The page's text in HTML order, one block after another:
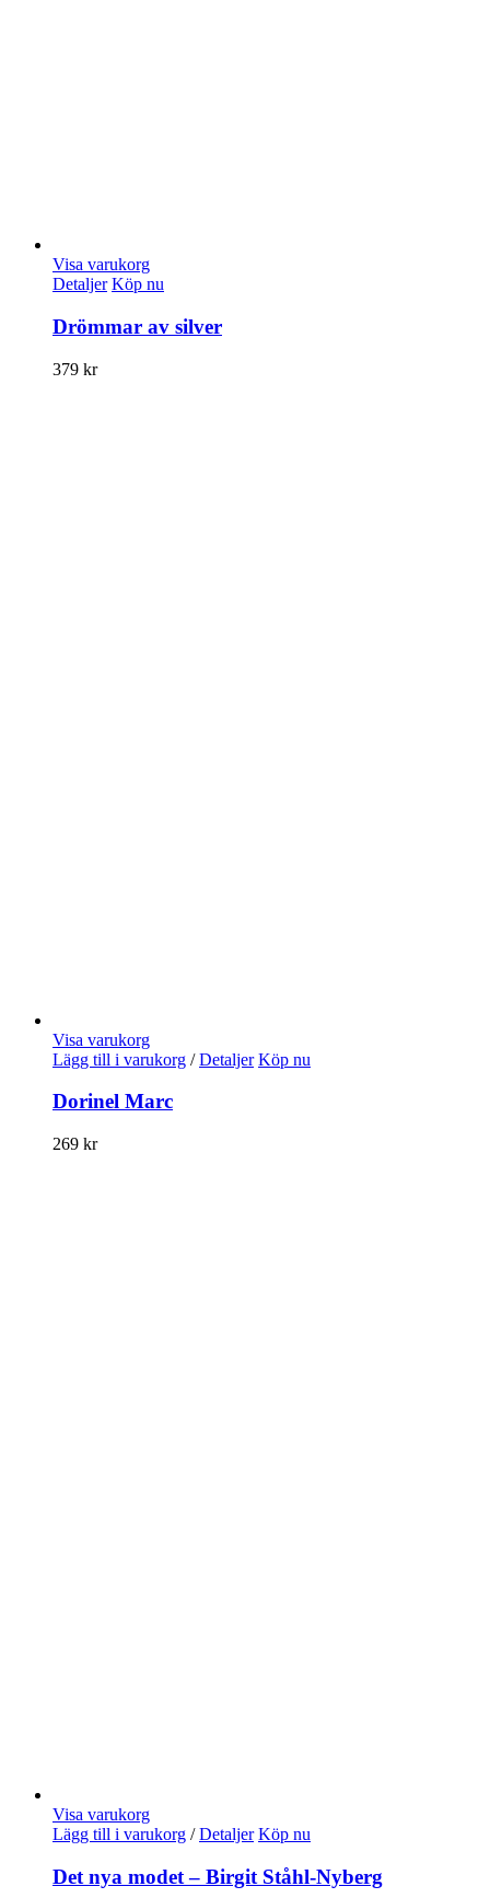
Visa varukorg
Detaljer Köp nu
Drömmar av silver
379 kr
Visa varukorg
Lägg till i varukorg / Detaljer Köp nu
Dorinel Marc
269 kr
Visa varukorg
Lägg till i varukorg / Detaljer Köp nu
Det nya modet – Birgit Ståhl-Nyberg